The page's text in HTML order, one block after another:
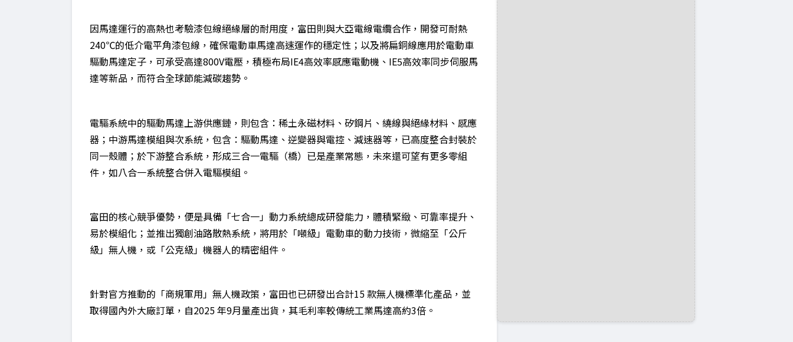
因馬達運行的高熱也考驗漆包線絕緣層的耐用度，富田則與大亞電線電纜合作，開發可耐熱
240℃的低介電平角漆包線，確保電動車馬達高速運作的穩定性；以及將扁銅線應用於電動車
驅動馬達定子，可承受高達800V電壓，積極布局IE4高效率感應電動機、IE5高效率同步伺服馬
達等新品，而符合全球節能減碳趨勢。
電驅系統中的驅動馬達上游供應鏈，則包含：稀土永磁材料、矽鋼片、繞線與絕緣材料、感應
器；中游馬達模組與次系統，包含：驅動馬達、逆變器與電控、減速器等，已高度整合封裝於
同一殼體；於下游整合系統，形成三合一電驅（橋）已是產業常態，未來還可望有更多零組
件，如八合一系統整合併入電驅模組。
富田的核心競爭優勢，便是具備「七合一」動力系統總成研發能力，體積緊緻、可靠率提升、
易於模組化；並推出獨創油路散熱系統，將用於「噸級」電動車的動力技術，微縮至「公斤
級」無人機，或「公克級」機器人的精密組件。
針對官方推動的「商規軍用」無人機政策，富田也已研發出合計15 款無人機標準化產品，並
取得國內外大廠訂單，自2025 年9月量產出貨，其毛利率較傳統工業馬達高約3倍。